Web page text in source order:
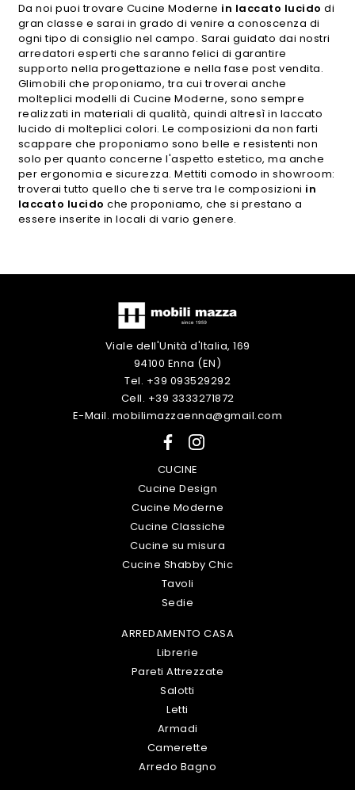
Da noi puoi trovare Cucine Moderne in laccato lucido di
gran classe e sarai in grado di venire a conoscenza di
ogni tipo di consiglio nel campo. Sarai guidato dai nostri
arredatori esperti che saranno felici di garantire
supporto nella progettazione e nella fase post vendita.
Glimobili che proponiamo, tra cui troverai anche
molteplici modelli di Cucine Moderne, sono sempre
realizzati in materiali di qualità, quindi altresì in laccato
lucido di molteplici colori. Le composizioni da non farti
scappare che proponiamo sono belle e resistenti non
solo per quanto concerne l'aspetto estetico, ma anche
per ergonomia e sicurezza. Mettiti comodo in showroom:
troverai tutto quello che ti serve tra le composizioni in
laccato lucido che proponiamo, che si prestano a
essere inserite in locali di vario genere.
Viale dell'Unità d'Italia, 169
94100 Enna (EN)
Tel. +39 093529292
Cell. +39 3333271872
E-Mail. mobilimazzaenna@gmail.com
CUCINE
Cucine Design
Cucine Moderne
Cucine Classiche
Cucine su misura
Cucine Shabby Chic
Tavoli
Sedie
ARREDAMENTO CASA
Librerie
Pareti Attrezzate
Salotti
Letti
Armadi
Camerette
Arredo Bagno